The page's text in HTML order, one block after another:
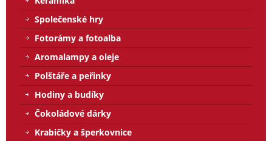
Společenské hry
Fotorámy a fotoalba
Aromalampy a oleje
Polštáře a peřinky
Hodiny a budíky
Čokoládové dárky
Krabičky a šperkovnice